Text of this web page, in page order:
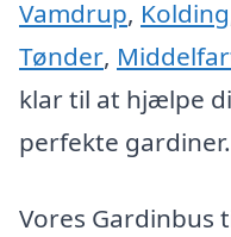
Vamdrup, Kolding
Tønder,
klar til at hjælpe
perfekte gardiner.
Vores Gardinbus